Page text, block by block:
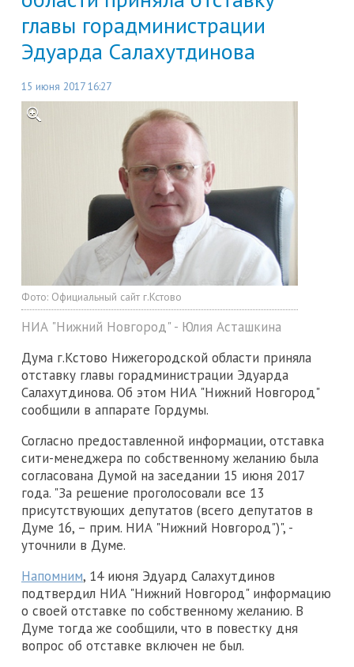
главы горадминистрации
Эдуарда Салахутдинова
15 июня 2017 16:27
Фото: Официальный сайт г.Кстово
НИА "Нижний Новгород" - Юлия Асташкина
Дума г.Кстово Нижегородской области приняла
отставку главы горадминистрации Эдуарда
Салахутдинова. Об этом НИА "Нижний Новгород"
сообщили в аппарате Гордумы.
Согласно предоставленной информации, отставка
сити-менеджера по собственному желанию была
согласована Думой на заседании 15 июня 2017
года. "За решение проголосовали все 13
присутствующих депутатов (всего депутатов в
Думе 16, – прим. НИА "Нижний Новгород")", -
уточнили в Думе.
Напомним, 14 июня Эдуард Салахутдинов
подтвердил НИА "Нижний Новгород" информацию
о своей отставке по собственному желанию. В
Думе тогда же сообщили, что в повестку дня
вопрос об отставке включен не был.